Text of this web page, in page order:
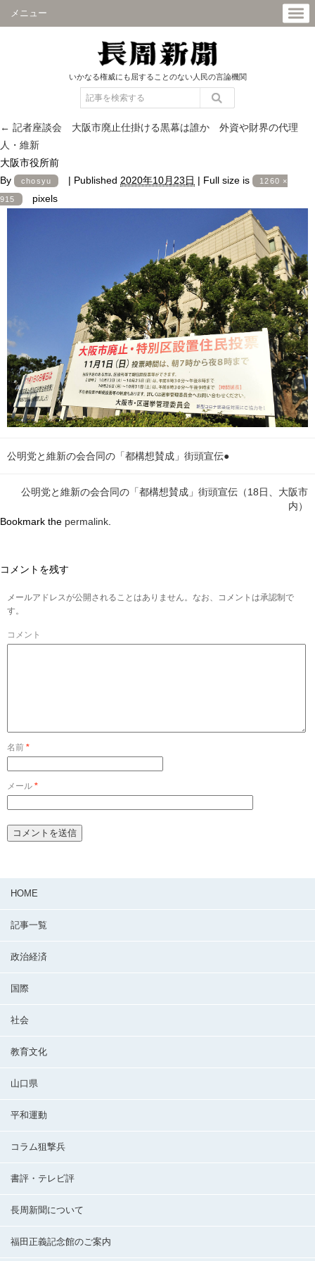
メニュー
いかなる権威にも屈することのない人民の言論機関
← 記者座談会 大阪市廃止仕掛ける黒幕は誰か 外資や財界の代理
人・維新
大阪市役所前
By
chosyu | Published 2020年10月23日 | Full size is 1260 ×
915 pixels
公明党と維新の会合同の「都構想賛成」街頭宣伝●
公明党と維新の会合同の「都構想賛成」街頭宣伝（18日、大阪市
内）
Bookmark the permalink
コメントを残す
メールアドレスが公開されることはありません。なお、コメントは承認制で
す。
コメント
名前 *
メール *
HOME
記事一覧
政治経済
国際
社会
教育文化
山口県
平和運動
コラム狙撃兵
書評・テレビ評
長周新聞について
福田正義記念館のご案内